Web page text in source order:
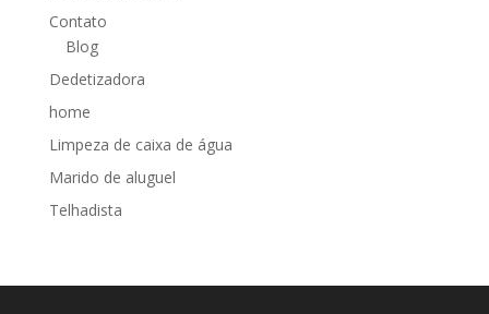
Contato
Blog
Dedetizadora
home
Limpeza de caixa de água
Marido de aluguel
Telhadista